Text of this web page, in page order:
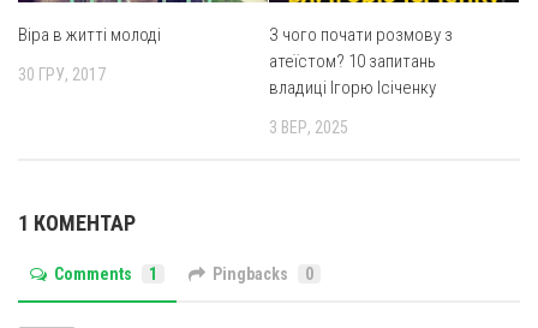
Віра в житті молоді
30 ГРУ, 2017
З чого почати розмову з
атеїстом? 10 запитань
владиці Ігорю Ісіченку
3 ВЕР, 2025
1 КОМЕНТАР
Comments 1 Pingbacks 0